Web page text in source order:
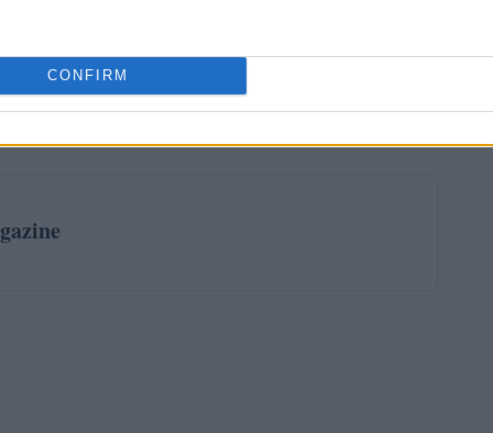
CONFIRM
interessanti, ma è accompagnato da rischi
delle potenziali perdite e prepararsi
attraverso una comprensione approfondita e una
con successo.